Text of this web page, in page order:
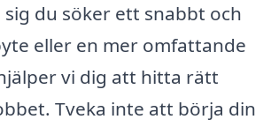
du söker ett snabbt och
eller en mer omfattande
vi dig att hitta rätt
Tveka inte att börja din